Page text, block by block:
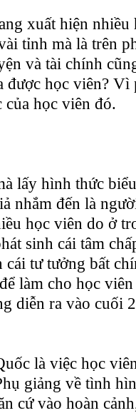
xuất hiện nhiều
tỉnh mà là trên
và tài chính
được học viên? Vì
của học viên đó.
lấy hình thức
nhắm đến là
học viên do ở
sinh cái tâm
tư tưởng bất
làm cho học
diễn ra vào cuối
là việc học
giảng về tình
cứ vào hoàn